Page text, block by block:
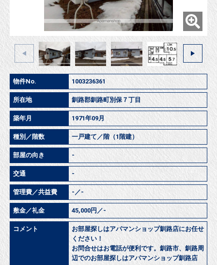
物件No. 1003236361
所在地 釧路郡釧路町別保７丁目
築年月 1971年09月
種別／階数 一戸建て／階（1階建）
部屋の向き -
交通 -
管理費／共益費 -／-
敷金／礼金 45,000円／-
コメント
お部屋探しはアパマンショップ釧路店にお任せ
ください！
お問合せはお電話が便利です。釧路市、釧路周
辺でのお部屋探しはアパマンショップ釧路店